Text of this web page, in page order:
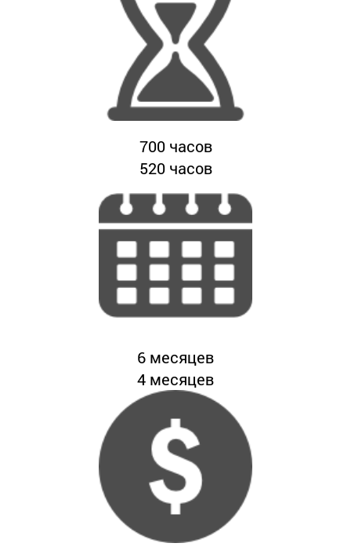
700 часов
520 часов
6 месяцев
4 месяцев